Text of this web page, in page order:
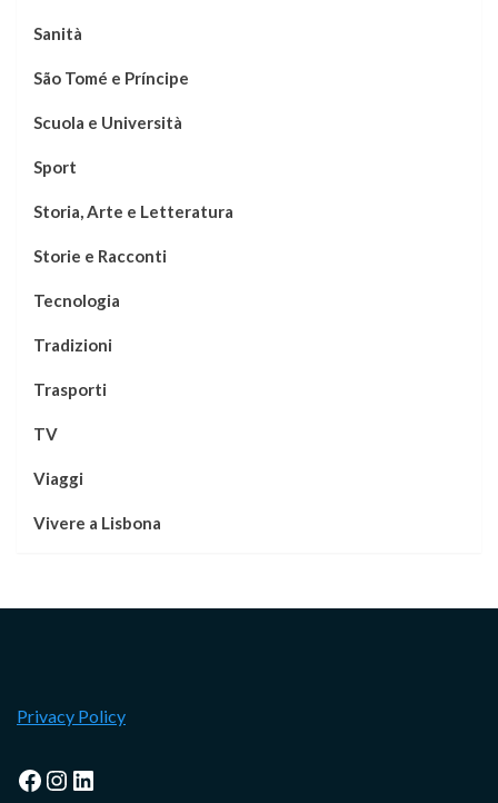
Sanità
São Tomé e Príncipe
Scuola e Università
Sport
Storia, Arte e Letteratura
Storie e Racconti
Tecnologia
Tradizioni
Trasporti
TV
Viaggi
Vivere a Lisbona
Privacy Policy
Facebook
Instagram
LinkedIn